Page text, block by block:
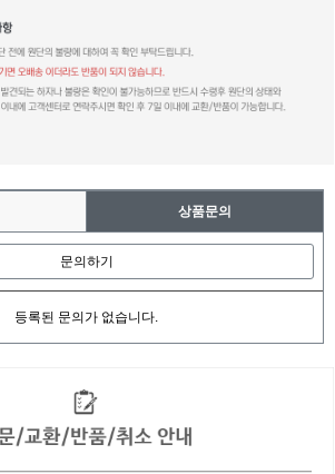
상품문의
문의하기
등록된 문의가 없습니다.